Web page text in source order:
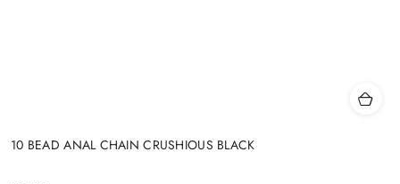
10 BEAD ANAL CHAIN CRUSHIOUS BLACK